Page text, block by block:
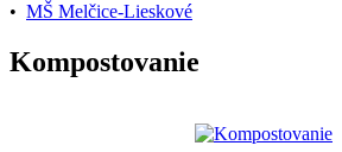
• MŠ Melčice-Lieskové
Kompostovanie